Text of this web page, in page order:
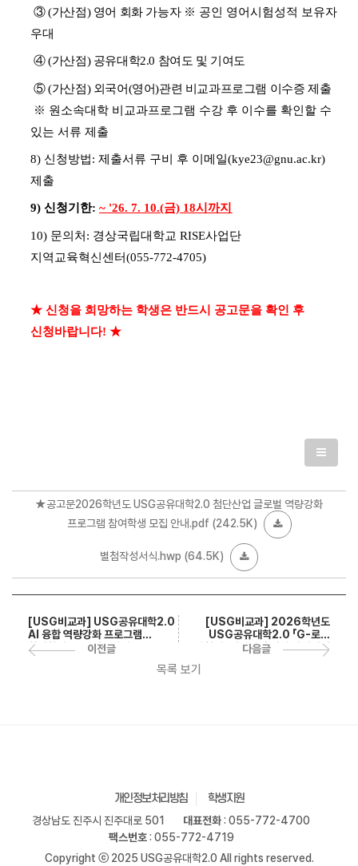
③(가산점) 영어 회화 가능자 ※ 공인 영어시험성적 보유자
우대
④(가산점) 공유대학2.0 참여도 및 기여도
⑤(가산점) 외국어(영어)관련 비교과프로그램 이수증 제출
※ 원소속대학 비교과프로그램 수강 후 이수를 확인할 수
있는 서류 제출
8) 신청방법: 제출서류 구비 후 이메일(kye23@gnu.ac.kr)
제출
9) 신청기한:~ '26. 7. 10.(금) 18시까지
10) 문의처: 경상국립대학교 RISE사업단
지역교육혁신센터(055-772-4705)
★ 신청을 희망하는 학생은 반드시 공고문을 확인 후
신청바랍니다!★
★공고문2026학년도 USG공유대학2.0 첨단산업 글로벌 역량강화
프로그램 참여학생 모집 안내.pdf (242.5K)
별첨작성서식.hwp (64.5K)
[USG비교과] USG공유대학2.0
AI 융합 역량강화 프로그램
참여학생 모집(기간연장)
이전글
목록 보기
[USG비교과] 2026학년도
USG공유대학2.0 「G-로컬
탐험대」 지역탐방 기반 아이디어
공모전(~7/20까지 신청)
다음글
개인정보처리방침 학생지원
경상남도 진주시 진주대로 501 대표전화: 055-772-4700
팩스번호: 055-772-4719
Copyright ⓒ 2025 USG공유대학2.0 All rights reserved.